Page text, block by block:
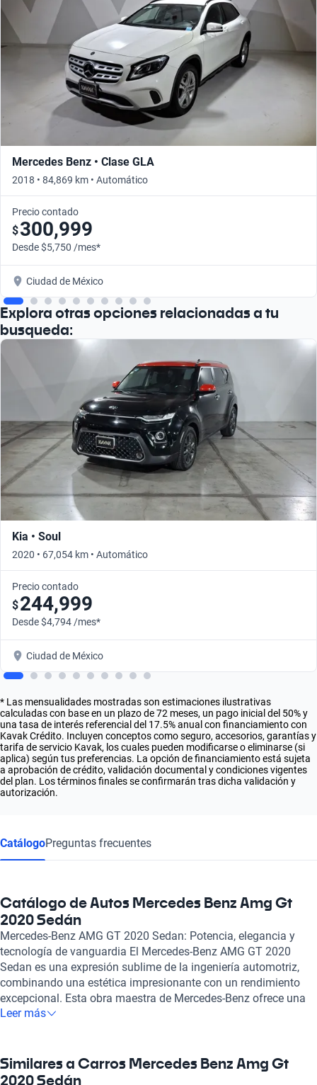
Mercedes Benz • Clase GLA
2018 • 84,869 km • Automático
Precio contado
$300,999
Desde $5,750 /mes*
Ciudad de México
Explora otras opciones relacionadas a tu
busqueda:
Kia • Soul
2020 • 67,054 km • Automático
Precio contado
$244,999
Desde $4,794 /mes*
Ciudad de México
* Las mensualidades mostradas son estimaciones ilustrativas
calculadas con base en un plazo de 72 meses, un pago inicial del 50% y
una tasa de interés referencial del 17.5% anual con financiamiento con
Kavak Crédito. Incluyen conceptos como seguro, accesorios, garantías y
tarifa de servicio Kavak, los cuales pueden modificarse o eliminarse (si
aplica) según tus preferencias. La opción de financiamiento está sujeta
a aprobación de crédito, validación documental y condiciones vigentes
del plan. Los términos finales se confirmarán tras dicha validación y
autorización.
CatálogoPreguntas frecuentes
Catálogo de Autos Mercedes Benz Amg Gt
2020 Sedán
Mercedes-Benz AMG GT 2020 Sedan: Potencia, elegancia y
tecnología de vanguardia El Mercedes-Benz AMG GT 2020
Sedan es una expresión sublime de la ingeniería automotriz,
combinando una estética impresionante con un rendimiento
excepcional. Esta obra maestra de Mercedes-Benz ofrece una
experiencia de conducción inigualable, gracias a su potente
oscila entre 435 y 639 caballos de fuerza, este vehículo es
capaz de acelerar de 0 a 100 km/h en solo 3.2 segundos, lo que
Leer más
Similares a Carros Mercedes Benz Amg Gt
2020 Sedán